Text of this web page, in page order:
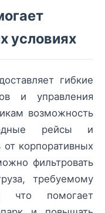
условиях
гибкие
и управления
возможность
рейсы и
корпоративных
фильтровать
требуемому
что помогает